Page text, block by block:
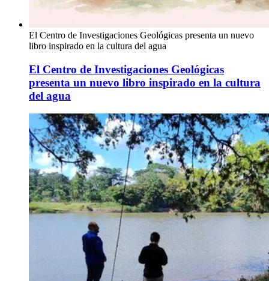
El Centro de Investigaciones Geológicas presenta un nuevo
libro inspirado en la cultura del agua
El Centro de Investigaciones Geológicas
presenta un nuevo libro inspirado en la cultura
del agua